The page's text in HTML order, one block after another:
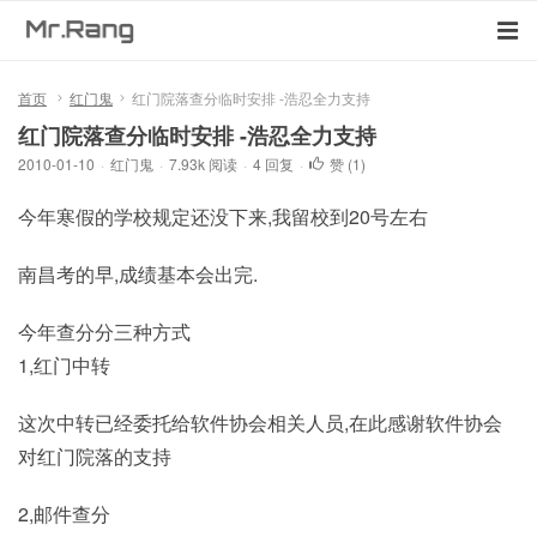
首页 红门鬼 红门院落查分临时安排 -浩忍全力支持
红门院落查分临时安排 -浩忍全力支持
2010-01-10 · 红门鬼 · 7.93k 阅读 · 4 回复 · 赞 (1)
今年寒假的学校规定还没下来,我留校到20号左右
南昌考的早,成绩基本会出完.
今年查分分三种方式
1,红门中转
这次中转已经委托给软件协会相关人员,在此感谢软件协会
对红门院落的支持
2,邮件查分